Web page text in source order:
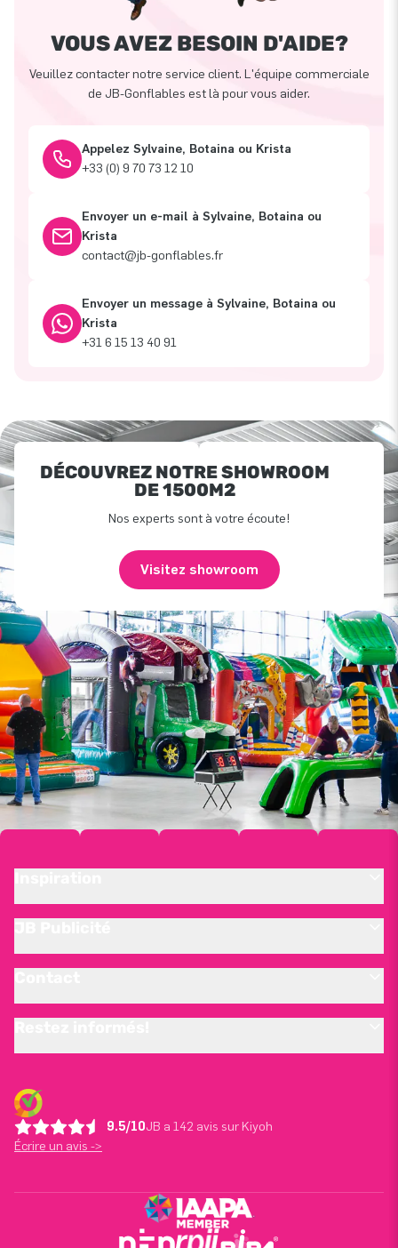
VOUS AVEZ BESOIN D'AIDE?
Veuillez contacter notre service client. L'équipe commerciale
de JB-Gonflables est là pour vous aider.
Appelez Sylvaine, Botaina ou Krista
+33 (0) 9 70 73 12 10
Envoyer un e-mail à Sylvaine, Botaina ou
Krista
contact@jb-gonflables.fr
Envoyer un message à Sylvaine, Botaina ou
Krista
+31 6 15 13 40 91
DÉCOUVREZ NOTRE SHOWROOM
DE 1500M2
Nos experts sont à votre écoute!
Visitez showroom
9.5/10JB a 142 avis sur Kiyoh
Écrire un avis ->